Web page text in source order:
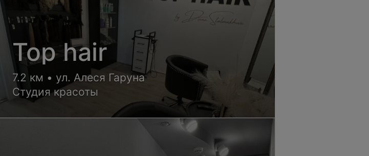
Top hair
7.2 км • ул. Алеся Гаруна
Студия красоты